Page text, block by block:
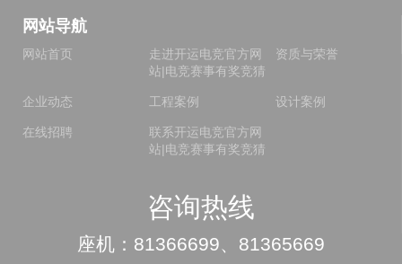
网站导航
网站首页
走进开运电竞官方网
站|电竞赛事有奖竞猜
资质与荣誉
企业动态 工程案例 设计案例
在线招聘
联系开运电竞官方网
站|电竞赛事有奖竞猜
咨询热线
座机：81366699、81365669